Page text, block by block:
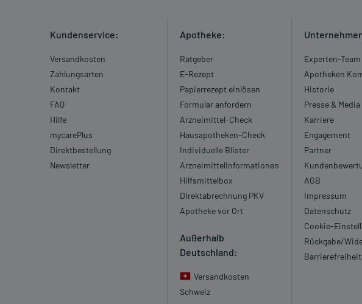
Kundenservice:
Versandkosten
Zahlungsarten
Kontakt
FAQ
Hilfe
mycarePlus
Direktbestellung
Newsletter
Apotheke:
Ratgeber
E-Rezept
Papierrezept einlösen
Formular anfordern
Arzneimittel-Check
Hausapotheken-Check
Individuelle Blister
Arzneimittelinformationen
Hilfsmittelbox
Direktabrechnung PKV
Apotheke vor Ort
Außerhalb
Deutschland:
Versandkosten
Schweiz
Experten-Team
Apotheken
Historie
Presse & Media
Karriere
Engagement
Partner
AGB
Impressum
Datenschutz
Cookie-
Rückgabe/